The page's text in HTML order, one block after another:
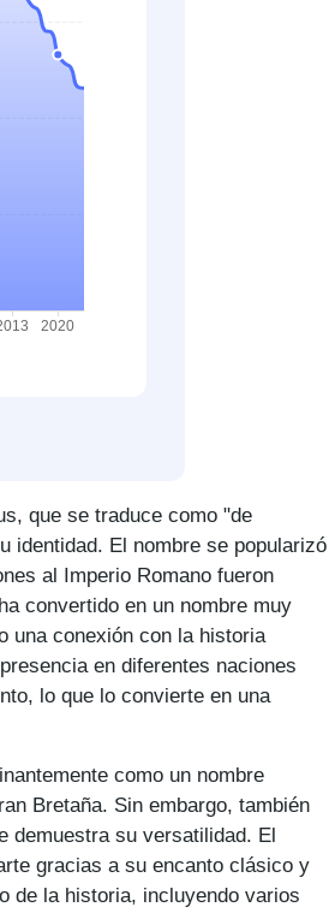
que se traduce como "de
identidad. El nombre se popularizó
al Imperio Romano fueron
convertido en un nombre muy
una conexión con la historia
en diferentes naciones
lo que lo convierte en una
como un nombre
Bretaña. Sin embargo, también
demuestra su versatilidad. El
gracias a su encanto clásico y
de la historia, incluyendo varios